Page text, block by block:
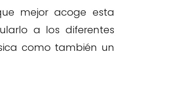
mejor acoge esta
a los diferentes
como también un